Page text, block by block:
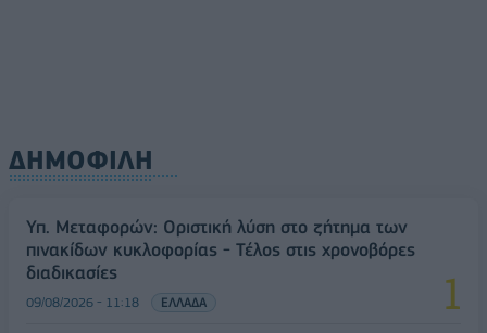
ΔΗΜΟΦΙΛΗ
Υπ. Μεταφορών: Οριστική λύση στο ζήτημα των
πινακίδων κυκλοφορίας - Τέλος στις χρονοβόρες
διαδικασίες
09/08/2026 - 11:18 ΕΛΛΑΔΑ